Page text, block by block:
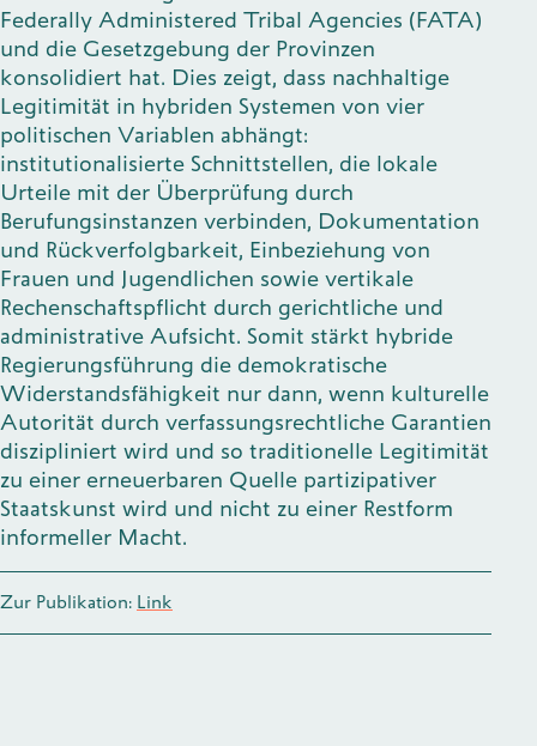
Federally Administered Tribal Agencies (FATA)
und die Gesetzgebung der Provinzen
konsolidiert hat. Dies zeigt, dass nachhaltige
Legitimität in hybriden Systemen von vier
politischen Variablen abhängt:
institutionalisierte Schnittstellen, die lokale
Urteile mit der Überprüfung durch
Berufungsinstanzen verbinden, Dokumentation
und Rückverfolgbarkeit, Einbeziehung von
Frauen und Jugendlichen sowie vertikale
Rechenschaftspflicht durch gerichtliche und
administrative Aufsicht. Somit stärkt hybride
Regierungsführung die demokratische
Widerstandsfähigkeit nur dann, wenn kulturelle
Autorität durch verfassungsrechtliche Garantien
diszipliniert wird und so traditionelle Legitimität
zu einer erneuerbaren Quelle partizipativer
Staatskunst wird und nicht zu einer Restform
informeller Macht.
Zur Publikation: Link